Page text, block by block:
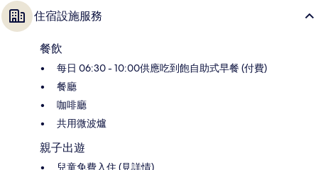
住宿設施服務
餐飲
每日 06:30 - 10:00供應吃到飽自助式早餐 (付費)
餐廳
咖啡廳
共用微波爐
親子出遊
兒童免費入住 (見詳情)